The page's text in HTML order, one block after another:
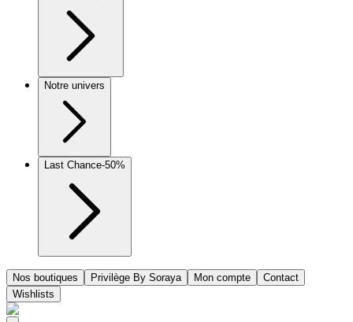
Notre univers
Last Chance-50%
Nos boutiques Privilège By Soraya Mon compte
Contact
Wishlists